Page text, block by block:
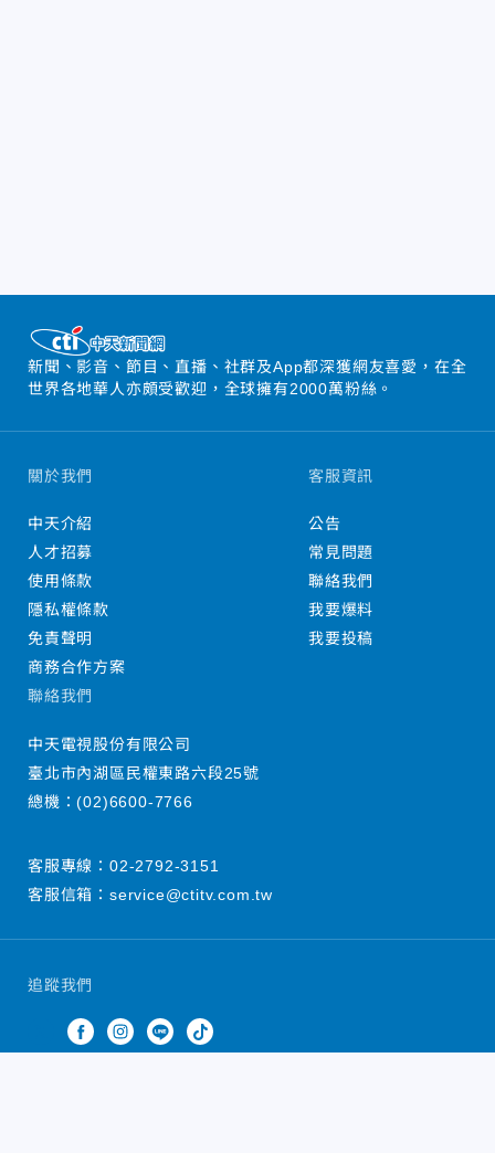
新聞、影音、節目、直播、社群及App都深獲網友喜愛，在全
世界各地華人亦頗受歡迎，全球擁有2000萬粉絲。
追蹤我們
關於我們
中天介紹
人才招募
使用條款
隱私權條款
免責聲明
商務合作方案
客服資訊
公告
常見問題
聯絡我們
我要爆料
我要投稿
聯絡我們
中天電視股份有限公司
臺北市內湖區民權東路六段25號
總機：(02)6600-7766
客服專線： 02-2792-3151
客服信箱： service@ctitv.com.tw